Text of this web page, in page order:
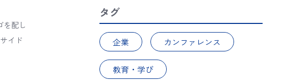
を配し
イド
タグ
企業 カンファレンス
教育・学び